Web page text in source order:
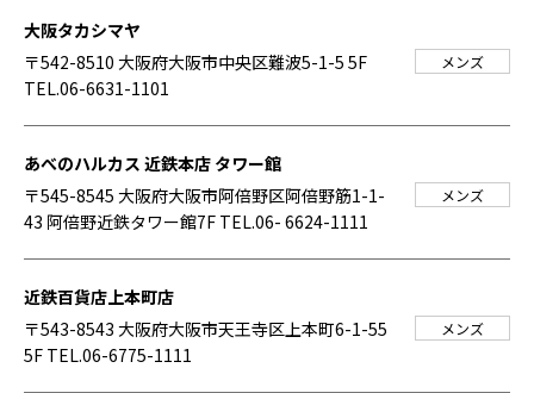
大阪タカシマヤ
〒542-8510 大阪府大阪市中央区難波5-1-5 5F
TEL.06-6631-1101
メンズ
あべのハルカス 近鉄本店 タワー館
〒545-8545 大阪府大阪市阿倍野区阿倍野筋1-1-
43 阿倍野近鉄タワー館7F TEL.06- 6624-1111
メンズ
近鉄百貨店上本町店
〒543-8543 大阪府大阪市天王寺区上本町6-1-55
5F TEL.06-6775-1111
メンズ